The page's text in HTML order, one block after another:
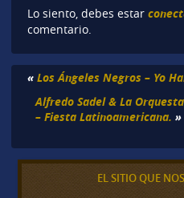
Lo siento, debes estar
comentario.
« Los Ángeles Negros – Yo
Alfredo Sadel & La
– Fiesta Latinoamericana. »
EL SITIO QUE